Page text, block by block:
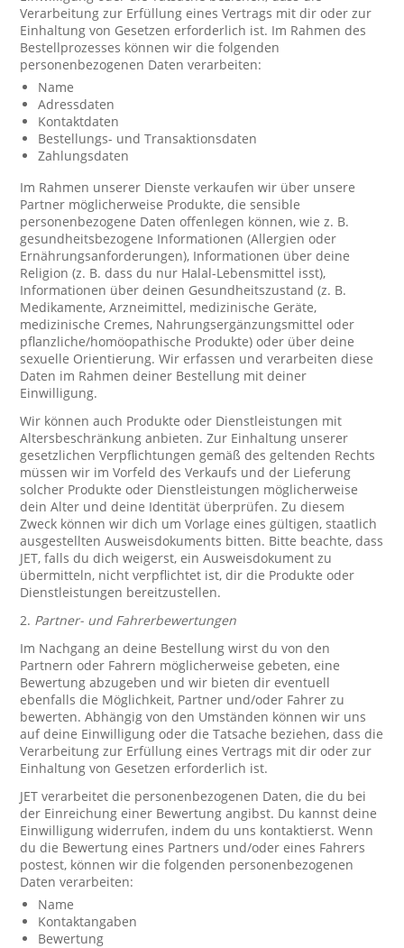
Verarbeitung zur Erfüllung eines Vertrags mit dir oder zur
Einhaltung von Gesetzen erforderlich ist. Im Rahmen des
Bestellprozesses können wir die folgenden
personenbezogenen Daten verarbeiten:
Name
Adressdaten
Kontaktdaten
Bestellungs- und Transaktionsdaten
Zahlungsdaten
Im Rahmen unserer Dienste verkaufen wir über unsere
Partner möglicherweise Produkte, die sensible
personenbezogene Daten offenlegen können, wie z. B.
gesundheitsbezogene Informationen (Allergien oder
Ernährungsanforderungen), Informationen über deine
Religion (z. B. dass du nur Halal-Lebensmittel isst),
Informationen über deinen Gesundheitszustand (z. B.
Medikamente, Arzneimittel, medizinische Geräte,
medizinische Cremes, Nahrungsergänzungsmittel oder
pflanzliche/homöopathische Produkte) oder über deine
sexuelle Orientierung. Wir erfassen und verarbeiten diese
Daten im Rahmen deiner Bestellung mit deiner
Einwilligung.
Wir können auch Produkte oder Dienstleistungen mit
Altersbeschränkung anbieten. Zur Einhaltung unserer
gesetzlichen Verpflichtungen gemäß des geltenden Rechts
müssen wir im Vorfeld des Verkaufs und der Lieferung
solcher Produkte oder Dienstleistungen möglicherweise
dein Alter und deine Identität überprüfen. Zu diesem
Zweck können wir dich um Vorlage eines gültigen, staatlich
ausgestellten Ausweisdokuments bitten. Bitte beachte, dass
JET, falls du dich weigerst, ein Ausweisdokument zu
übermitteln, nicht verpflichtet ist, dir die Produkte oder
Dienstleistungen bereitzustellen.
2. Partner- und Fahrerbewertungen
Im Nachgang an deine Bestellung wirst du von den
Partnern oder Fahrern möglicherweise gebeten, eine
Bewertung abzugeben und wir bieten dir eventuell
ebenfalls die Möglichkeit, Partner und/oder Fahrer zu
bewerten. Abhängig von den Umständen können wir uns
auf deine Einwilligung oder die Tatsache beziehen, dass die
Verarbeitung zur Erfüllung eines Vertrags mit dir oder zur
Einhaltung von Gesetzen erforderlich ist.
JET verarbeitet die personenbezogenen Daten, die du bei
der Einreichung einer Bewertung angibst. Du kannst deine
Einwilligung widerrufen, indem du uns kontaktierst. Wenn
du die Bewertung eines Partners und/oder eines Fahrers
postest, können wir die folgenden personenbezogenen
Daten verarbeiten:
Name
Kontaktangaben
Bewertung